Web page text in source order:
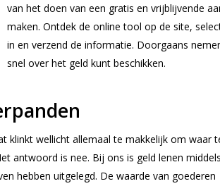
van het doen van een gratis en vrijblijvende
maken. Ontdek de online tool op de site,
in en verzend de informatie. Doorgaans
snel over het geld kunt beschikken.
klinkt wellicht allemaal te makkelijk om waar
antwoord is nee. Bij ons is geld lenen middels
hebben uitgelegd. De waarde van goederen